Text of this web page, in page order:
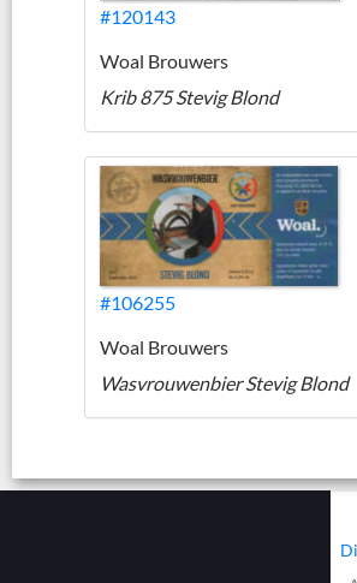
#120143
Woal Brouwers
Krib 875 Stevig Blond
#106255
Woal Brouwers
Wasvrouwenbier Stevig Blond